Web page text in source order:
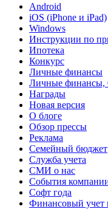
Android
iOS (iPhone и iPad)
Windows
Инструкции по
Ипотека
Конкурс
Личные финансы
Личные
Награды
Новая версия
О блоге
Обзор прессы
Реклама
Семейный бюджет
Служба учета
СМИ о нас
События
Софт года
Финансовый учет